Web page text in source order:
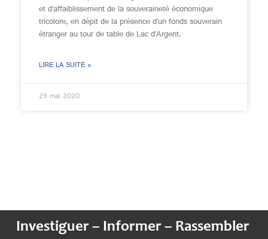
et d’affaiblissement de la souveraineté économique
tricolore, en dépit de la présence d’un fonds souverain
étranger au tour de table de Lac d’Argent.
LIRE LA SUITE »
29 mai 2020
Investiguer – Informer – Rassembler